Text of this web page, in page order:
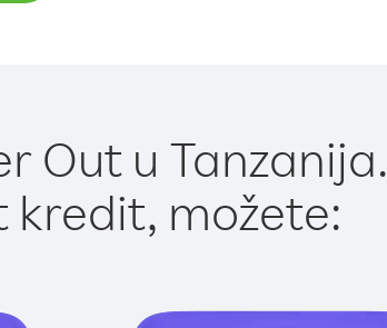
Out u Tanzanija.
kredit, možete: